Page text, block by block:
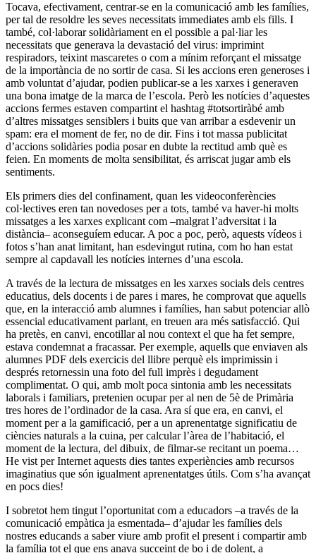
Tocava, efectivament, centrar-se en la comunicació amb les famílies,
per tal de resoldre les seves necessitats immediates amb els fills. I
també, col·laborar solidàriament en el possible a pal·liar les
necessitats que generava la devastació del virus: imprimint
respiradors, teixint mascaretes o com a mínim reforçant el missatge
de la importància de no sortir de casa. Si les accions eren generoses i
amb voluntat d’ajudar, podien publicar-se a les xarxes i generaven
una bona imatge de la marca de l’escola. Però les notícies d’aquestes
accions fermes estaven compartint el hashtag #totsortiràbé amb
d’altres missatges sensiblers i buits que van arribar a esdevenir un
spam: era el moment de fer, no de dir. Fins i tot massa publicitat
d’accions solidàries podia posar en dubte la rectitud amb què es
feien. En moments de molta sensibilitat, és arriscat jugar amb els
sentiments.
Els primers dies del confinament, quan les videoconferències
col·lectives eren tan novedoses per a tots, també va haver-hi molts
missatges a les xarxes explicant com –malgrat l’adversitat i la
distància– aconseguíem educar. A poc a poc, però, aquests vídeos i
fotos s’han anat limitant, han esdevingut rutina, com ho han estat
sempre al capdavall les notícies internes d’una escola.
A través de la lectura de missatges en les xarxes socials dels centres
educatius, dels docents i de pares i mares, he comprovat que aquells
que, en la interacció amb alumnes i famílies, han sabut potenciar allò
essencial educativament parlant, en treuen ara més satisfacció. Qui
ha pretès, en canvi, encotillar al nou context el que ha fet sempre,
estava condemnat a fracassar. Per exemple, aquells que enviaven als
alumnes PDF dels exercicis del llibre perquè els imprimissin i
després retornessin una foto del full imprès i degudament
complimentat. O qui, amb molt poca sintonia amb les necessitats
laborals i familiars, pretenien ocupar per al nen de 5è de Primària
tres hores de l’ordinador de la casa. Ara sí que era, en canvi, el
moment per a la gamificació, per a un aprenentatge significatiu de
ciències naturals a la cuina, per calcular l’àrea de l’habitació, el
moment de la lectura, del dibuix, de filmar-se recitant un poema…
He vist per Internet aquests dies tantes experiències amb recursos
imaginatius que són igualment aprenentatges útils. Com s’ha avançat
en pocs dies!
I sobretot hem tingut l’oportunitat com a educadors –a través de la
comunicació empàtica ja esmentada– d’ajudar les famílies dels
nostres educands a saber viure amb profit el present i compartir amb
la família tot el que ens anava succeint de bo i de dolent, a